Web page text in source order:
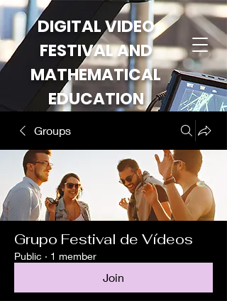
DIGITAL VIDEO
FESTIVAL AND
MATHEMATICAL
EDUCATION
Groups
Grupo Festival de Vídeos
Public · 1 member
Join